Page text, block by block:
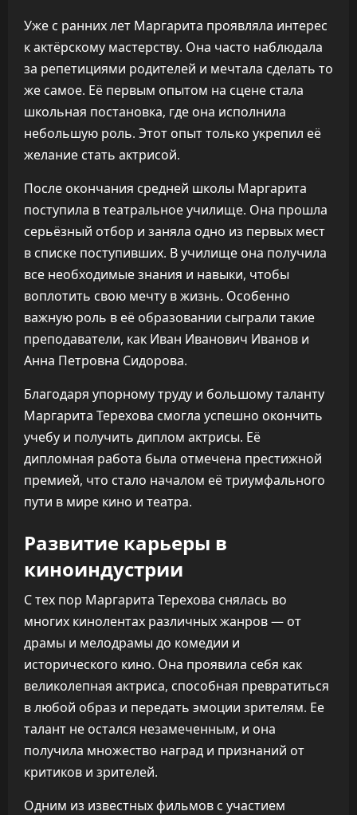
Уже с ранних лет Маргарита проявляла интерес
к актёрскому мастерству. Она часто наблюдала
за репетициями родителей и мечтала сделать то
же самое. Её первым опытом на сцене стала
школьная постановка, где она исполнила
небольшую роль. Этот опыт только укрепил её
желание стать актрисой.
После окончания средней школы Маргарита
поступила в театральное училище. Она прошла
серьёзный отбор и заняла одно из первых мест
в списке поступивших. В училище она получила
все необходимые знания и навыки, чтобы
воплотить свою мечту в жизнь. Особенно
важную роль в её образовании сыграли такие
преподаватели, как Иван Иванович Иванов и
Анна Петровна Сидорова.
Благодаря упорному труду и большому таланту
Маргарита Терехова смогла успешно окончить
учебу и получить диплом актрисы. Её
дипломная работа была отмечена престижной
премией, что стало началом её триумфального
пути в мире кино и театра.
Развитие карьеры в
киноиндустрии
С тех пор Маргарита Терехова снялась во
многих кинолентах различных жанров — от
драмы и мелодрамы до комедии и
исторического кино. Она проявила себя как
великолепная актриса, способная превратиться
в любой образ и передать эмоции зрителям. Ее
талант не остался незамеченным, и она
получила множество наград и признаний от
критиков и зрителей.
Одним из известных фильмов с участием